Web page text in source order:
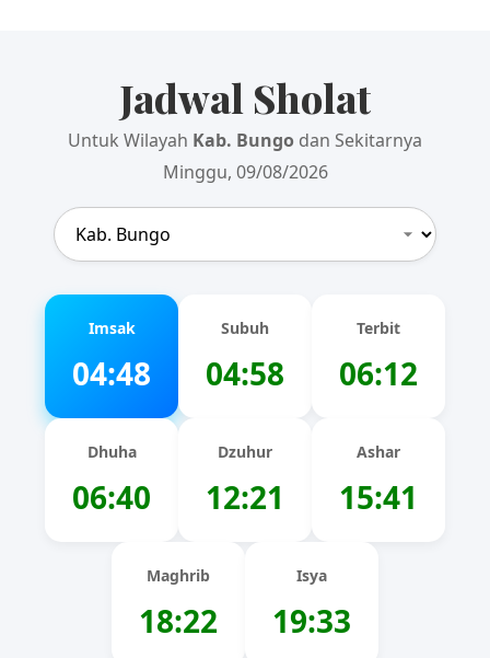
Jadwal Sholat
Untuk Wilayah Kab. Bungo dan Sekitarnya
Minggu, 09/08/2026
Imsak
04:48
Subuh
04:58
Terbit
06:12
Dhuha
06:40
Dzuhur
12:21
Ashar
15:41
Maghrib
18:22
Isya
19:33